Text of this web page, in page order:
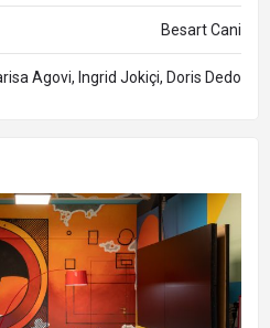
Besart Cani
Agovi, Ingrid Jokiçi, Doris Dedo